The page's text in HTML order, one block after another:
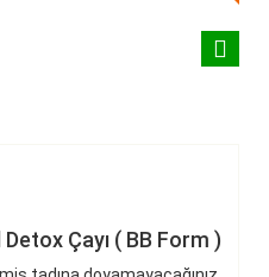
Çayı ( BB Form )